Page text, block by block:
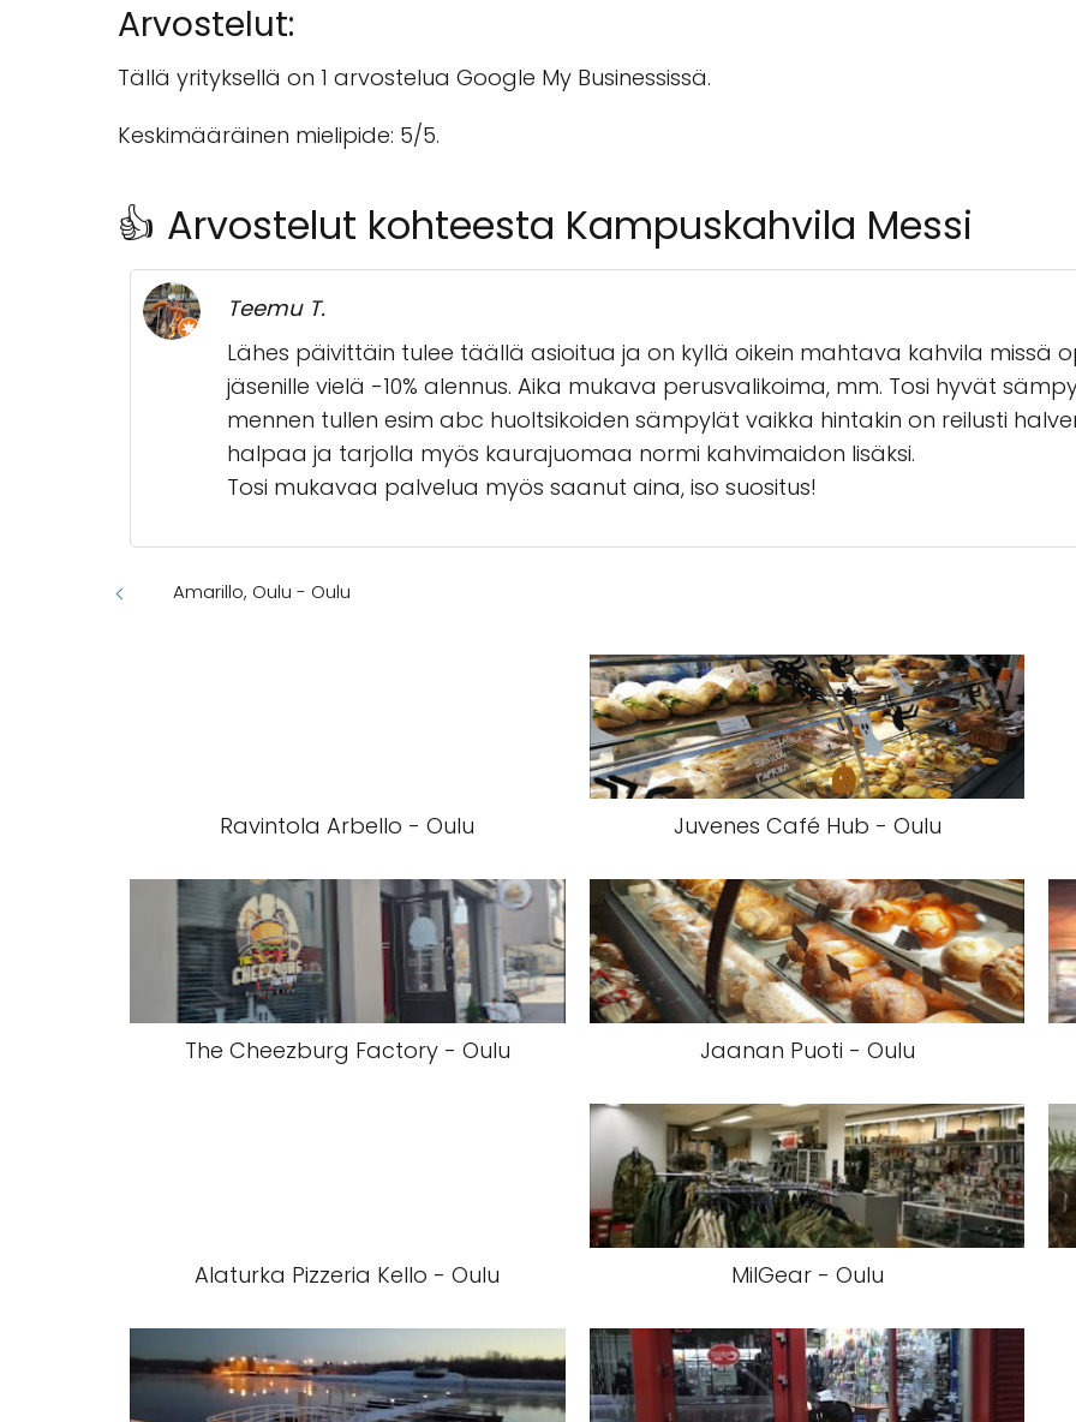
Arvostelut:
Tällä yrityksellä on 1 arvostelua Google My Businessissä.
Keskimääräinen mielipide: 5/5.
👍 Arvostelut kohteesta Kampuskahvila Messi
Teemu T.
Lähes päivittäin tulee täällä asioitua ja on kyllä oikein mahtava kahvila missä
jäsenille vielä -10% alennus. Aika mukava perusvalikoima, mm. Tosi hyvät
mennen tullen esim abc huoltsikoiden sämpylät vaikka hintakin on reilusti
halpaa ja tarjolla myös kaurajuomaa normi kahvimaidon lisäksi.
Tosi mukavaa palvelua myös saanut aina, iso suositus!
Amarillo, Oulu - Oulu
Ravintola Arbello - Oulu Juvenes Café Hub - Oulu
The Cheezburg Factory - Oulu Jaanan Puoti - Oulu
Alaturka Pizzeria Kello - Oulu MilGear - Oulu